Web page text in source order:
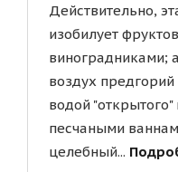
Действительно,
изобилует
виноградниками;
воздух предгорий
водой
песчаными
целебный...